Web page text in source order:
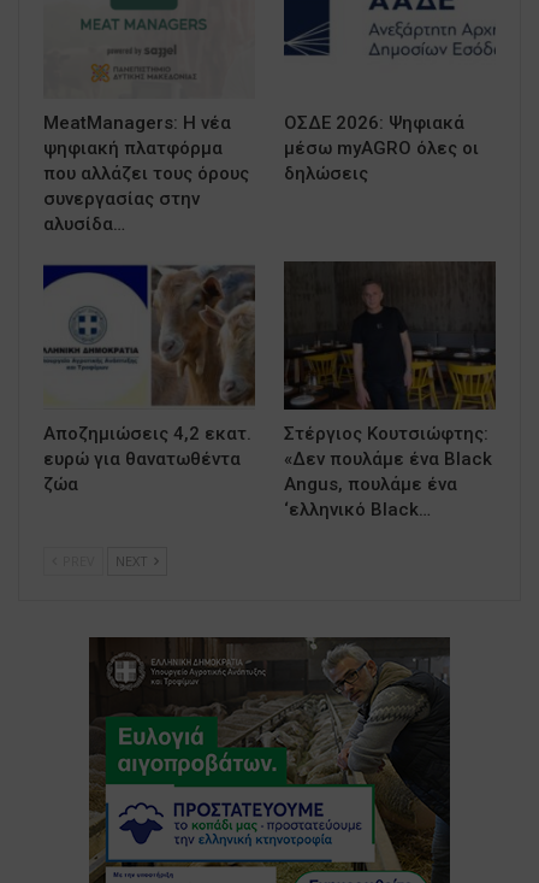
MeatManagers: Η νέα
ψηφιακή πλατφόρμα
που αλλάζει τους όρους
συνεργασίας στην
αλυσίδα…
ΟΣΔΕ 2026: Ψηφιακά
μέσω myAGRO όλες οι
δηλώσεις
Αποζημιώσεις 4,2 εκατ.
ευρώ για θανατωθέντα
ζώα
Στέργιος Κουτσιώφτης:
«Δεν πουλάμε ένα Black
Angus, πουλάμε ένα
‘ελληνικό Black…
NEXT